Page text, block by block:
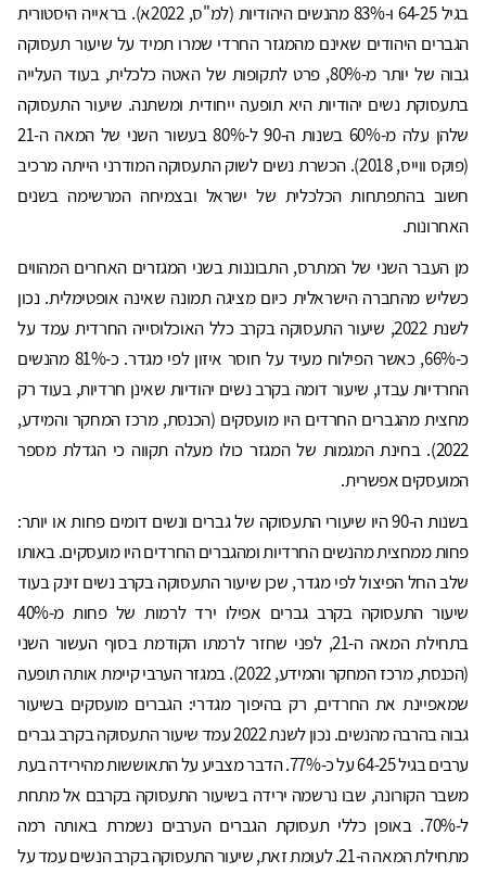
בגיל 64-25 ו-83% מהנשים היהודיות (למ"ס, 2022א). בראייה היסטורית
הגברים היהודים שאינם מהמגזר החרדי שמרו תמיד על שיעור תעסוקה
גבוה של יותר מ-80%, פרט לתקופות של האטה כלכלית, בעוד העלייה
בתעסוקת נשים יהודיות היא תופעה ייחודית ומשתנה. שיעור התעסוקה
שלהן עלה מ-60% בשנות ה-90 ל-80% בעשור השני של המאה ה-21
(פוקס ווייס, 2018). הכשרת נשים לשוק התעסוקה המודרני הייתה מרכיב
חשוב בהתפתחות הכלכלית של ישראל ובצמיחה המרשימה בשנים
האחרונות.
מן העבר השני של המתרס, התבוננות בשני המגזרים האחרים המהווים
כשליש מהחברה הישראלית כיום מציגה תמונה שאינה אופטימלית. נכון
לשנת 2022, שיעור התעסוקה בקרב כלל האוכלוסייה החרדית עמד על
כ-66%, כאשר הפילוח מעיד על חוסר איזון לפי מגדר. כ-81% מהנשים
החרדיות עבדו, שיעור דומה בקרב נשים יהודיות שאינן חרדיות, בעוד רק
מחצית מהגברים החרדים היו מועסקים (הכנסת, מרכז המחקר והמידע,
2022). בחינת המגמות של המגזר כולו מעלה תקווה כי הגדלת מספר
המועסקים אפשרית.
בשנות ה-90 היו שיעורי התעסוקה של גברים ונשים דומים פחות או יותר:
פחות ממחצית מהנשים החרדיות ומהגברים החרדים היו מועסקים. באותו
שלב החל הפיצול לפי מגדר, שכן שיעור התעסוקה בקרב נשים זינק בעוד
שיעור התעסוקה בקרב גברים אפילו ירד לרמות של פחות מ-40%
בתחילת המאה ה-21, לפני שחזר לרמתו הקודמת בסוף העשור השני
(הכנסת, מרכז המחקר והמידע, 2022). במגזר הערבי קיימת אותה תופעה
שמאפיינת את החרדים, רק בהיפוך מגדרי: הגברים מועסקים בשיעור
גבוה בהרבה מהנשים. נכון לשנת 2022 עמד שיעור התעסוקה בקרב גברים
ערבים בגיל 64-25 על כ-77%. הדבר מצביע על התאוששות מהירידה בעת
משבר הקורונה, שבו נרשמה ירידה בשיעור התעסוקה בקרבם אל מתחת
ל-70%. באופן כללי תעסוקת הגברים הערבים נשמרת באותה רמה
מתחילת המאה ה-21. לעומת זאת, שיעור התעסוקה בקרב הנשים עמד על